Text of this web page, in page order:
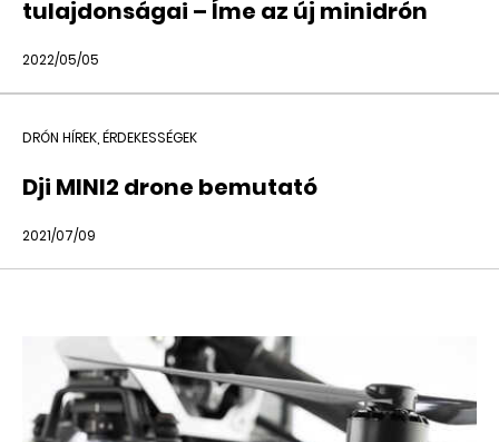
tulajdonságai – Íme az új minidrón
2022/05/05
DRÓN HÍREK, ÉRDEKESSÉGEK
Dji MINI2 drone bemutató
2021/07/09